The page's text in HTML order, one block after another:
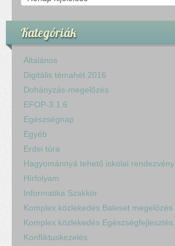
Kategóriák
Általános
Digitális témahét 2016
Dohányzás-megelőzés
EFOP-3.1.6
Egészségnap
Egyéb
Erdei túra
Hagyománnyá tehető iskolai rendezvény
Hírfolyam
Informatika Szakkör
Komplex közlekedés Baleset megelőzés
Komplex közlekedés Egészségfejlesztés
Konfliktuskezelés